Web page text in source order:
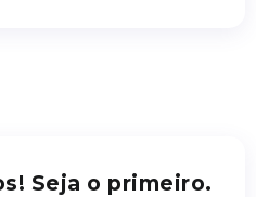
Seja o primeiro.